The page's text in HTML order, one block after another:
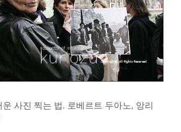
운 사진 찍는 법. 로베르트 두아노, 앙리